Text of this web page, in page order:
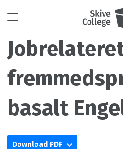
Toggle
basalt
Download PDF